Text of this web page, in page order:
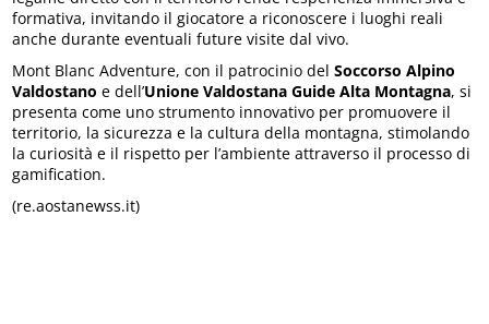
formativa, invitando il giocatore a riconoscere i luoghi reali
anche durante eventuali future visite dal vivo.
Mont Blanc Adventure, con il patrocinio delSoccorso Alpino
Valdostano e dell’Unione Valdostana Guide Alta Montagna, si
presenta come uno strumento innovativo per promuovere il
territorio, la sicurezza e la cultura della montagna, stimolando
la curiosità e il rispetto per l’ambiente attraverso il processo di
gamification.
(re.aostanewss.it)